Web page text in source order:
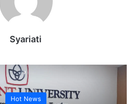
Syariati
Hot News